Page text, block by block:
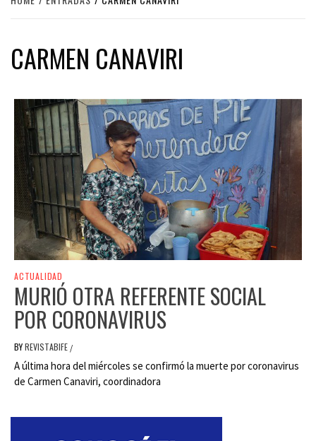
CARMEN CANAVIRI
ACTUALIDAD
MURIÓ OTRA REFERENTE SOCIAL
POR CORONAVIRUS
BYREVISTABIFE /
A última hora del miércoles se confirmó la muerte por coronavirus
de Carmen Canaviri, coordinadora